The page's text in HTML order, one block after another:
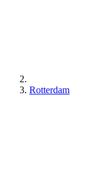
Rotterdam